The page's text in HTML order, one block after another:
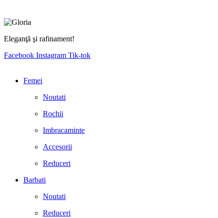
Eleganţă şi rafinament!
Facebook Instagram Tik-tok
Femei
Noutati
Rochii
Imbracaminte
Accesorii
Reduceri
Barbati
Noutati
Reduceri